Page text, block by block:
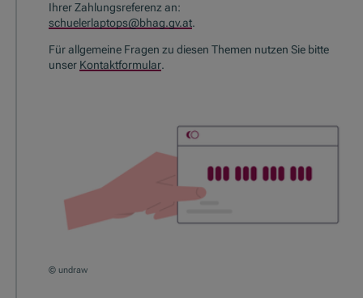
© undraw
Ihrer Zahlungsreferenz an:
schuelerlaptops@bhag.gv.at.
Für allgemeine Fragen zu diesen Themen nutzen Sie bitte
unser Kontaktformular.